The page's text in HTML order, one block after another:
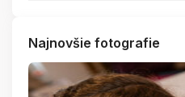
Najnovšie fotografie